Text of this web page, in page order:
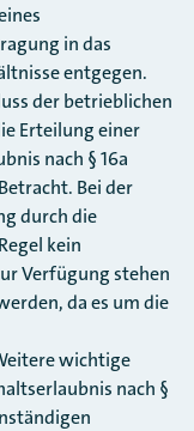
in das
entgegen.
der betrieblichen
Erteilung einer
nach § 16a
Bei der
durch die
kein
Verfügung stehen
da es um die
wichtige
nach §